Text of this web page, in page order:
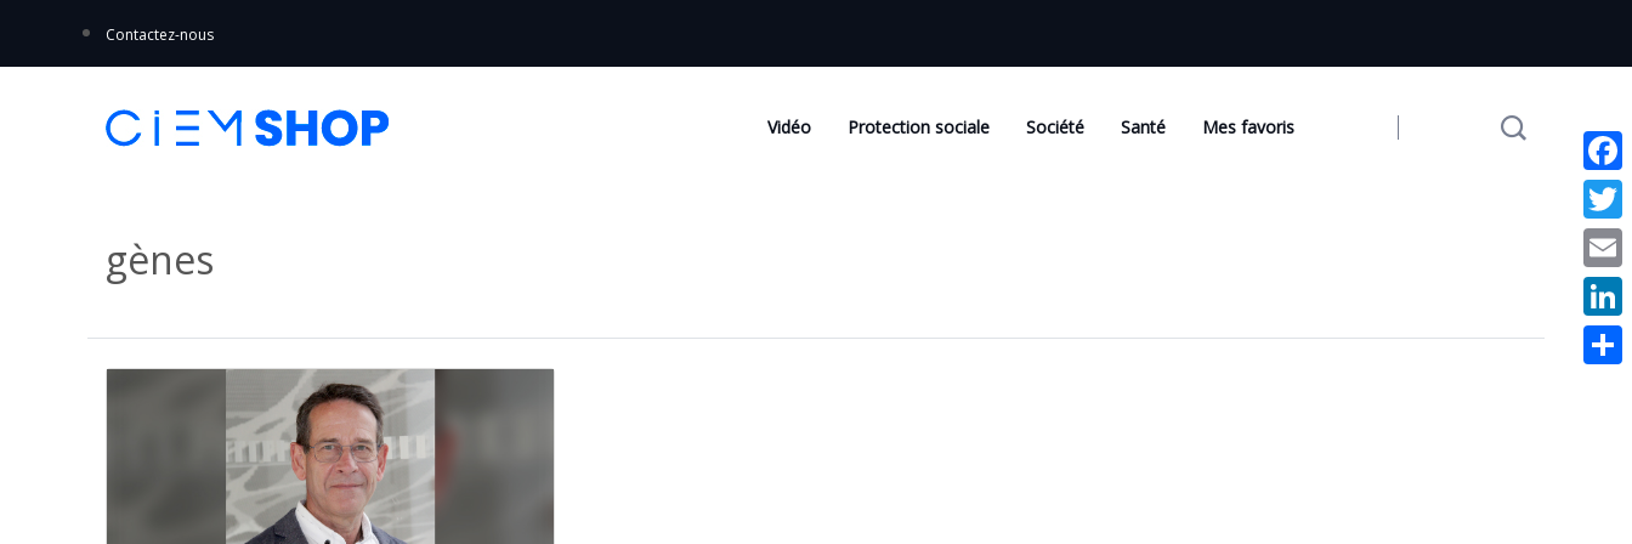
Contactez-nous
Vidéo Protection sociale Société Santé Mes favoris
gènes